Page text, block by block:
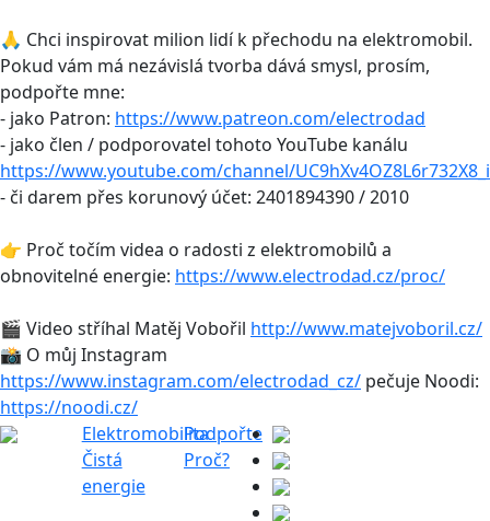
🙏 Chci inspirovat milion lidí k přechodu na elektromobil.
Pokud vám má nezávislá tvorba dává smysl, prosím,
podpořte mne:
- jako Patron: https://www.patreon.com/electrodad
- jako člen / podporovatel tohoto YouTube kanálu
https://www.youtube.com/channel/
- či darem přes korunový účet: 2401894390 / 2010
👉 Proč točím videa o radosti z elektromobilů a
obnovitelné energie: https://www.electrodad.cz/proc/
🎬 Video stříhal Matěj Vobořil http://www.matejvoboril.cz/
📸 O můj Instagram
https://www.instagram.com/electrodad_cz/ pečuje Noodi:
https://noodi.cz/
Elektromobilita
Čistá
energie
Podpořte
Proč?